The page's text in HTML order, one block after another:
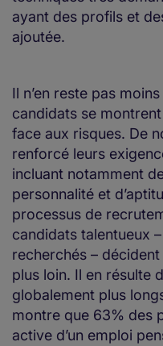
ayant des profils et
ajoutée.
Il n’en reste pas
candidats se
face aux risques. De
renforcé leurs
incluant notamment
personnalité et
processus de
candidats talentueux
recherchés –
plus loin. Il en résulte
globalement plus
montre que 63% des
active d’un emploi